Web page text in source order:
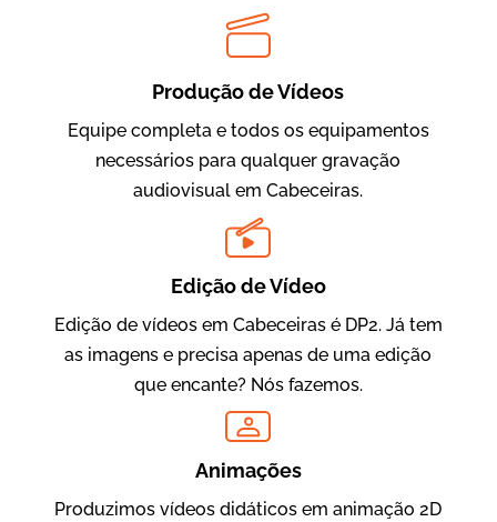
BRF Parceiros
Vídeos de Integração e Segurança
Vídeo Institucional
Produção de Vídeos
Equipe completa e todos os equipamentos
necessários para qualquer gravação
audiovisual em Cabeceiras.
Edição de Vídeo
Edição de vídeos em Cabeceiras é DP2. Já tem
as imagens e precisa apenas de uma edição
que encante? Nós fazemos.
Animações
Produzimos vídeos didáticos em animação 2D